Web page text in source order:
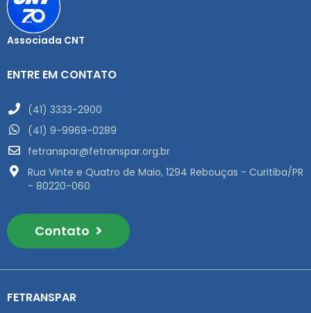
Associada CNT
ENTRE EM CONTATO
(41) 3333-2900
(41) 9-9969-0289
fetranspar@fetranspar.org.br
Rua Vinte e Quatro de Maio, 1294 Rebouças - Curitiba/PR
- 80220-060
Contato
FETRANSPAR